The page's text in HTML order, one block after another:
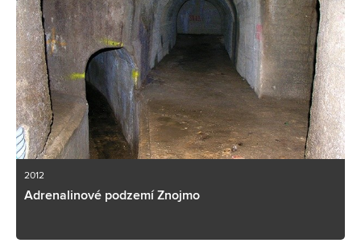
2012
Adrenalinové podzemí Znojmo